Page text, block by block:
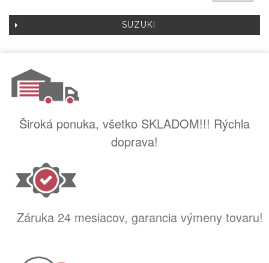
SUZUKI
Široká ponuka, všetko SKLADOM!!! Rýchla
doprava!
Záruka 24 mesiacov, garancia výmeny tovaru!